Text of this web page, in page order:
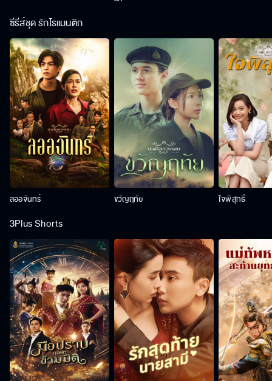
ซีรีส์ชุด รักโรแมนติก
ลออจันทร์ ขวัญฤทัย ใจพิสุทธิ์
3Plus Shorts